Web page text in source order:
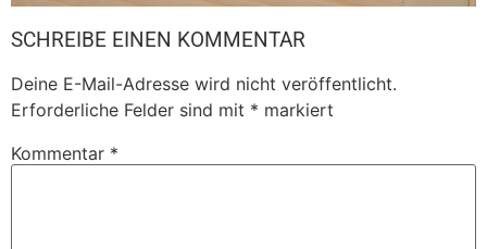
SCHREIBE EINEN KOMMENTAR
Deine E-Mail-Adresse wird nicht veröffentlicht.
Erforderliche Felder sind mit * markiert
Kommentar *